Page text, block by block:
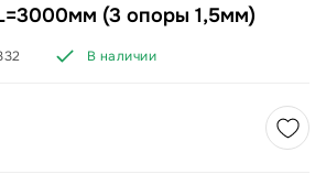
(3 опоры 1,5мм)
В наличии